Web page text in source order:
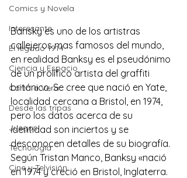
Comics y Novela
Interesante
El legado 1914
Ciencia y Espacio
Carta a Vera
Desde las tripas
Juegos
Tecnología
Cine y Telvisión
Bansky es uno de los artistras
callejeros mas famosos del mundo,
en realidad Banksy es el pseudónimo
de un prolífico artista del graffiti
británico. Se cree que nació en Yate,
localidad cercana a Bristol, en 1974,
pero los datos acerca de su
identidad son inciertos y se
desconocen detalles de su biografía.
Según Tristan Manco, Banksy «nació
en 1974 y creció en Bristol, Inglaterra.